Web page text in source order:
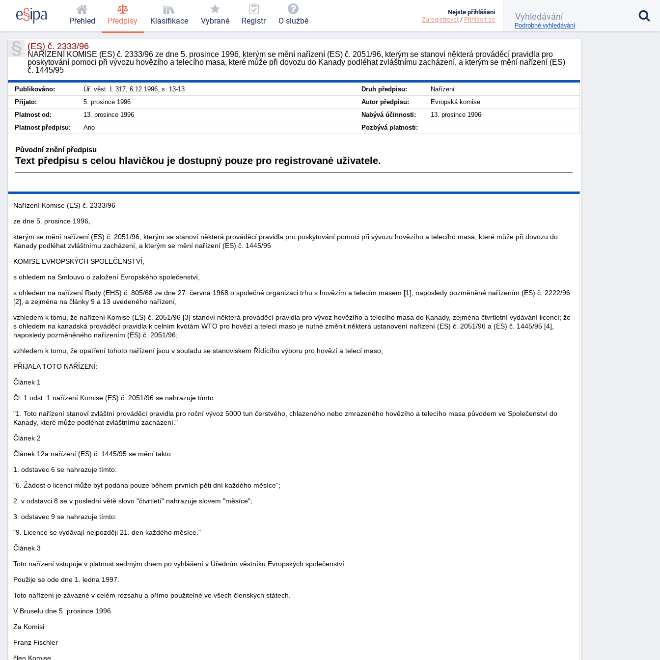
(ES) č. 2333/96
NAŘÍZENÍ KOMISE (ES) č. 2333/96 ze dne 5. prosince 1996, kterým se mění nařízení (ES) č. 2051/96, kterým se stanoví některá prováděcí pravidla pro
poskytování pomoci při vývozu hovězího a telecího masa, které může při dovozu do Kanady podléhat zvláštnímu zacházení, a kterým se mění nařízení (ES)
č. 1445/95
Publikováno: Úř. věst. L 317, 6.12.1996, s. 13-13 Druh předpisu:
Nařízení
Přijato:
5. prosince 1996 Autor předpisu:
Evropská komise
Platnost od:
13. prosince 1996 Nabývá účinnosti:
13. prosince 1996
Platnost předpisu:
Ano Pozbývá platnosti:
Původní znění předpisu
Text předpisu s celou hlavičkou je dostupný pouze pro registrované uživatele.
Nařízení Komise (ES) č. 2333/96
ze dne 5. prosince 1996,
kterým se mění nařízení (ES) č. 2051/96, kterým se stanoví některá prováděcí pravidla pro poskytování pomoci při vývozu hovězího a telecího masa, které může při dovozu do
Kanady podléhat zvláštnímu zacházení, a kterým se mění nařízení (ES) č. 1445/95
KOMISE EVROPSKÝCH SPOLEČENSTVÍ,
s ohledem na Smlouvu o založení Evropského společenství,
s ohledem na nařízení Rady (EHS) č. 805/68 ze dne 27. června 1968 o společné organizaci trhu s hovězím a telecím masem [1], naposledy pozměněné nařízením (ES) č. 2222/96
[2], a zejména na články 9 a 13 uvedeného nařízení,
vzhledem k tomu, že nařízení Komise (ES) č. 2051/96 [3] stanoví některá prováděcí pravidla pro vývoz hovězího a telecího masa do Kanady, zejména čtvrtletní vydávání licencí; že
s ohledem na kanadská prováděcí pravidla k celním kvótám WTO pro hovězí a telecí maso je nutné změnit některá ustanovení nařízení (ES) č. 2051/96 a (ES) č. 1445/95 [4],
naposledy pozměněného nařízením (ES) č. 2051/96;
vzhledem k tomu, že opatření tohoto nařízení jsou v souladu se stanoviskem Řídícího výboru pro hovězí a telecí maso,
PŘIJALA TOTO NAŘÍZENÍ:
Článek 1
Čl. 1 odst. 1 nařízení Komise (ES) č. 2051/96 se nahrazuje tímto:
"1. Toto nařízení stanoví zvláštní prováděcí pravidla pro roční vývoz 5000 tun čerstvého, chlazeného nebo zmrazeného hovězího a telecího masa původem ve Společenství do
Kanady, které může podléhat zvláštnímu zacházení."
Článek 2
Článek 12a nařízení (ES) č. 1445/95 se mění takto:
1. odstavec 6 se nahrazuje tímto:
"6. Žádost o licenci může být podána pouze během prvních pěti dní každého měsíce";
2. v odstavci 8 se v poslední větě slovo "čtvrtletí" nahrazuje slovem "měsíce";
3. odstavec 9 se nahrazuje tímto:
"9. Licence se vydávají nejpozději 21. den každého měsíce."
Článek 3
Toto nařízení vstupuje v platnost sedmým dnem po vyhlášení v Úředním věstníku Evropských společenství.
Použije se ode dne 1. ledna 1997.
Toto nařízení je závazné v celém rozsahu a přímo použitelné ve všech členských státech.
V Bruselu dne 5. prosince 1996.
Za Komisi
Franz Fischler
člen Komise
Přehled Předpisy Klasifikace Vybrané Registr O službě
Nejste přihlášeni
Zaregistrovat / Přihlásit se
Podrobné vyhledávání